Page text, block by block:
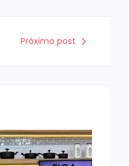
Próximo post